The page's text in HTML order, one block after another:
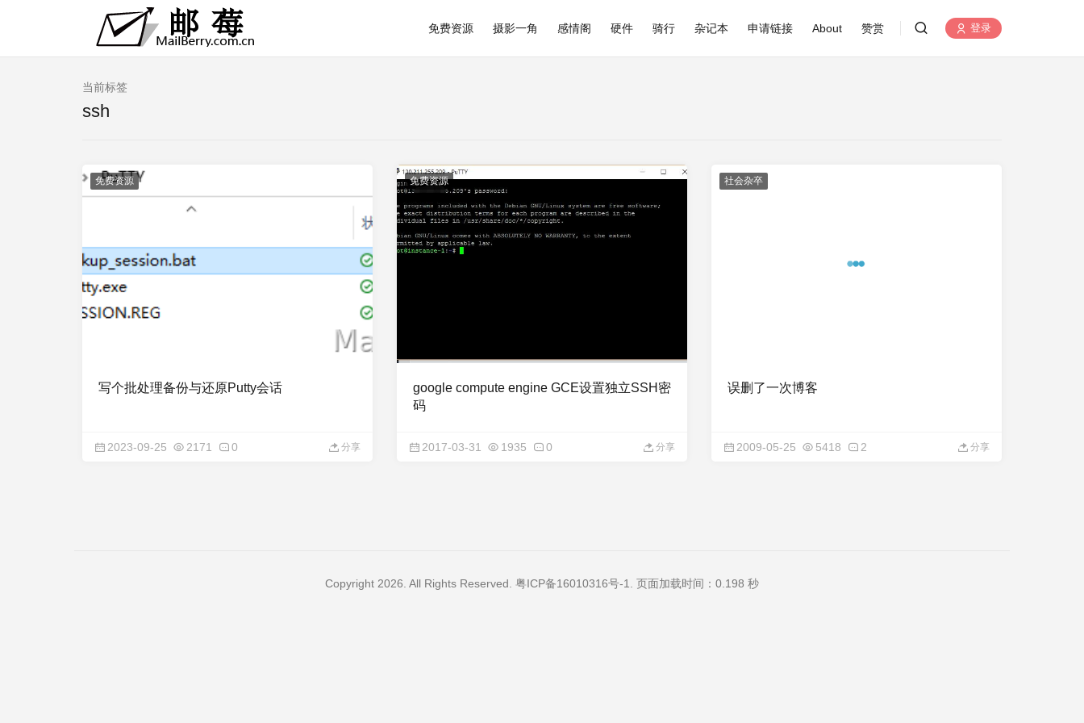
免费资源 摄影一角 感情阁 硬件 骑行 杂记本 申请链接 About 赞赏 登录
当前标签
ssh
免费资源
写个批处理备份与还原Putty会话
2023-09-25 2171 0 分享
免费资源
google compute engine GCE设置独立SSH密
码
2017-03-31 1935 0 分享
社会杂卒
误删了一次博客
2009-05-25 5418 2 分享
Copyright 2026. All Rights Reserved. 粤ICP备16010316号-1 . 页面加载时间：0.198 秒